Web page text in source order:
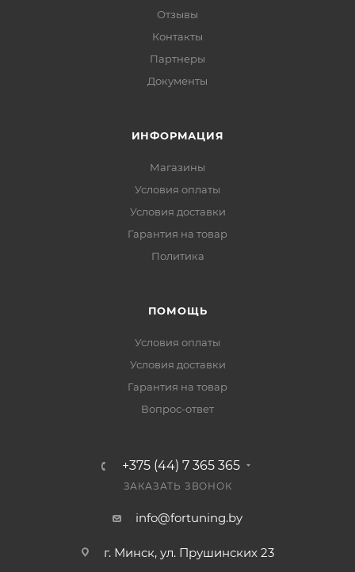
Отзывы
Контакты
Партнеры
Документы
ИНФОРМАЦИЯ
Магазины
Условия оплаты
Условия доставки
Гарантия на товар
Политика
ПОМОЩЬ
Условия оплаты
Условия доставки
Гарантия на товар
Вопрос-ответ
+375 (44) 7 365 365
ЗАКАЗАТЬ ЗВОНОК
info@fortuning.by
г. Минск, ул. Прушинских 23